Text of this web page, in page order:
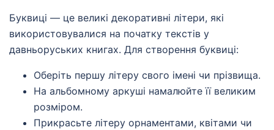
Буквиці — це великі декоративні літери, які
використовувалися на початку текстів у
давньоруських книгах. Для створення буквиці:
Оберіть першу літеру свого імені чи прізвища.
На альбомному аркуші намалюйте її великим
розміром.
Прикрасьте літеру орнаментами, квітами чи